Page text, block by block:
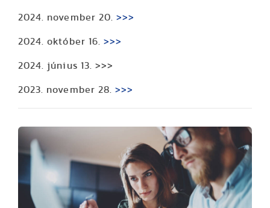
2024. november 20. >>>
2024. október 16. >>>
2024. június 13. >>>
2023. november 28. >>>